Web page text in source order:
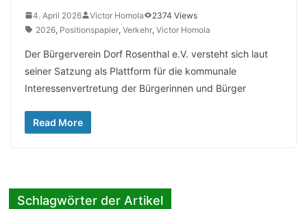
4. April 2026 Victor Homola
2374 Views
2026, Positionspapier, Verkehr, Victor Homola
Der Bürgerverein Dorf Rosenthal e.V. versteht sich laut
seiner Satzung als Plattform für die kommunale
Interessenvertretung der Bürgerinnen und Bürger
Read More
Schlagwörter der Artikel